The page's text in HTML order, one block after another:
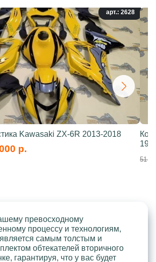
арт.: 2628
Kawasaki ZX-6R 2013-2018
р.
51
превосходному
процессу и технологиям,
самым толстым и
обтекателей вторичного
гарантируя, что у вас будет